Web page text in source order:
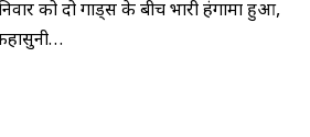
को दो गार्ड्स के बीच भारी हंगामा हुआ,